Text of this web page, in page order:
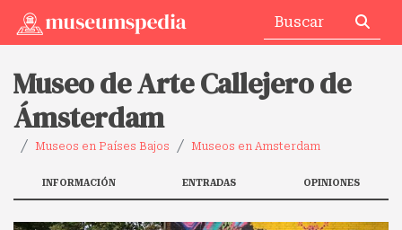
Museo de Arte Callejero de
Ámsterdam
Museos en Países Bajos Museos en Amsterdam
INFORMACIÓN ENTRADAS OPINIONES